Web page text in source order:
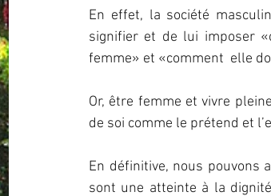
En effet, la société
signifier et de lui imposer
femme» et «comment  elle
Or, être femme et vivre
de soi comme le prétend et
En définitive, nous pouvons
sont une atteinte à la